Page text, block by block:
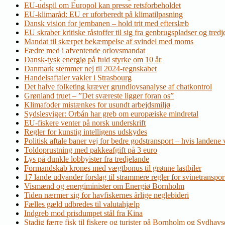
EU-udspil om Europol kan presse retsforbeholdet
EU-klimaråd: EU er uforberedt på klimatilpasning
Dansk vision for jernbanen – hold trit med efterslæb
EU skraber kritiske råstoffer til sig fra genbrugspladser og
Mandat til skærpet bekæmpelse af svindel med moms
Fædre med i afventende orlovsmandat
Dansk-tysk energiø på fuld styrke om 10 år
Danmark stemmer nej til 2024-regnskabet
Handelsaftaler vakler i Strasbourg
Det halve folketing kræver grundlovsanalyse af chatkontrol
Grønland truet – ”Det sværeste ligger foran os”
Klimafoder mistænkes for usundt arbejdsmiljø
Sydslesviger: Orbán har greb om europæiske mindretal
EU-fiskere venter på norsk underskrift
Regler for kunstig intelligens udskydes
Politisk aftale baner vej for bedre godstransport – hvis landene
Toldoprustning med pakkeafgift på 3 euro
Lys på dunkle lobbyister fra tredjelande
Formandskab krones med vægtbonus til grønne lastbiler
17 lande udvander forslag til strammere regler for
Vismænd og energiminister om Energiø Bornholm
Tiden nærmer sig for havfiskernes årlige neglebideri
Fælles gæld udbredes til valutahjælp
Indgreb mod prisdumpet stål fra Kina
Stadig færre fisk til fiskere og turister på Bornholm og